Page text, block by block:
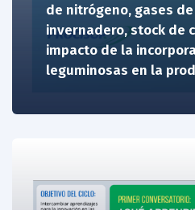
de nitrógeno, gases
invernadero, stock de
impacto de la
leguminosas en la